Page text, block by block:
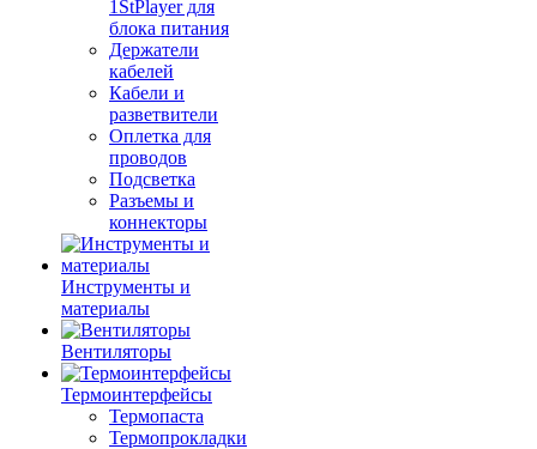
1StPlayer для
блока питания
Держатели
кабелей
Кабели и
разветвители
Оплетка для
проводов
Подсветка
Разъемы и
коннекторы
Инструменты и
материалы
Вентиляторы
Термоинтерфейсы
Термопаста
Термопрокладки